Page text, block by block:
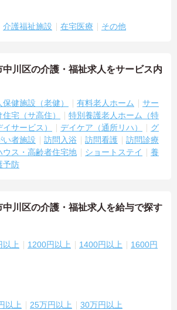
介護福祉施設 在宅医療 その他
川区の介護・福祉求人をサービス内
健施設（老健） 有料老人ホーム
サー
宅（サ高住）
特別養護老人ホーム（特
サービス） デイケア（通所リハ）
グ
い者施設 訪問入浴 訪問看護
訪問診療
ウス・高齢者住宅地 ショートステイ
養
予防
川区の介護・福祉求人を給与で探す
以上 1200円以上 1400円以上
1600円
以上 25万円以上 30万円以上